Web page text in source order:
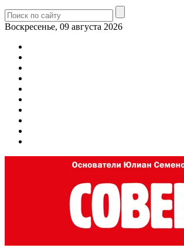
Воскресенье, 09 августа 2026